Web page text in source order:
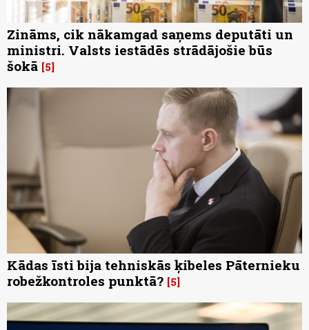
Zināms, cik nākamgad saņems deputāti un
ministri. Valsts iestādēs strādājošie būs
šokā 5
Kādas īsti bija tehniskās ķibeles Pāternieku
robežkontroles punktā? 5